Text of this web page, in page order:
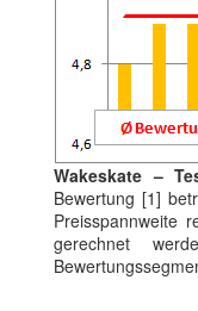
Wakeskate –
Bewertung [1]
Preisspannweite
gerechnet